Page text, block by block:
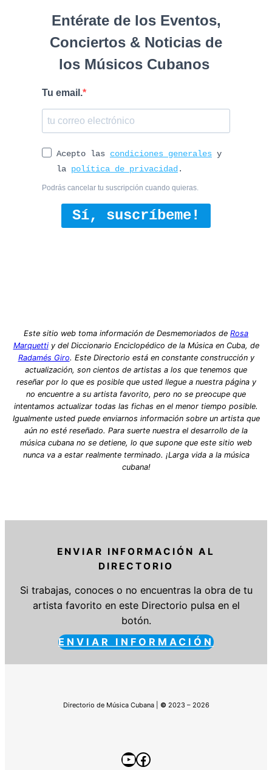
Entérate de los Eventos,
Conciertos & Noticias de
los Músicos Cubanos
Tu email.
Acepto las condiciones generales y
la política de privacidad .
Podrás cancelar tu suscripción cuando quieras.
Sí, suscríbeme!
Este sitio web toma información de Desmemoriados de Rosa
Marquettiy del Diccionario Enciclopédico de la Música en Cuba, de
Radamés Giro. Este Directorio está en constante construcción y
actualización, son cientos de artistas a los que tenemos que
reseñar por lo que es posible que usted llegue a nuestra página y
no encuentre a su artista favorito, pero no se preocupe que
intentamos actualizar todas las fichas en el menor tiempo posible.
Igualmente usted puede enviarnos información sobre un artista que
aún no esté reseñado. Para suerte nuestra el desarrollo de la
música cubana no se detiene, lo que supone que este sitio web
nunca va a estar realmente terminado. ¡Larga vida a la música
cubana!
ENVIAR INFORMACIÓN AL
DIRECTORIO
Si trabajas, conoces o no encuentras la obra de tu
artista favorito en este Directorio pulsa en el
botón.
ENVIAR INFORMACIÓN
Directorio de Música Cubana | © 2023 – 2026
YouTube
Facebook